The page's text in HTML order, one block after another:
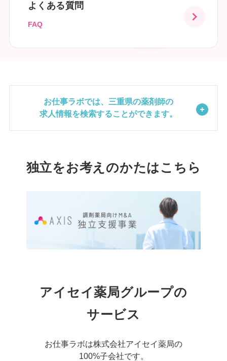
よくある質問
FAQ
お仕事ラボでは、三重県の薬剤師の
求人情報を検索することができます。
独立をお考えのかたはこちら
アイセイ薬局グループの
サービス
お仕事ラボは株式会社アイセイ薬局の
100%子会社です。